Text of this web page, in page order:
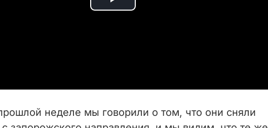
P
i
неделе мы говорили о том, что они сняли